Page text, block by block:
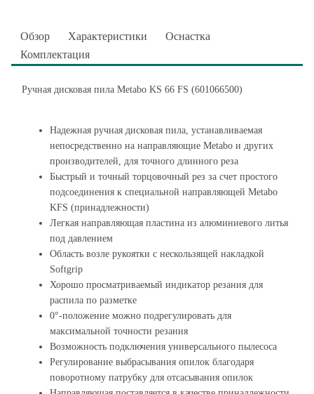
Обзор Характеристики
Оснастка
Комплектация
Ручная дисковая пила Metabo KS 66 FS (601066500)
Надежная ручная дисковая пила, устанавливаемая
непосредственно на направляющие Metabo и других
производителей, для точного длинного реза
Быстрый и точный торцовочный рез за счет простого
подсоединения к специальной направляющей Metabo
KFS (принадлежности)
Легкая направляющая пластина из алюминиевого литья
под давлением
Область возле рукоятки с нескользящей накладкой
Softgrip
Хорошо просматриваемый индикатор резания для
распила по разметке
0°-положение можно подрегулировать для
максимальной точности резания
Возможность подключения универсального пылесоса
Регулирование выбрасывания опилок благодаря
поворотному патрубку для отсасывания опилок